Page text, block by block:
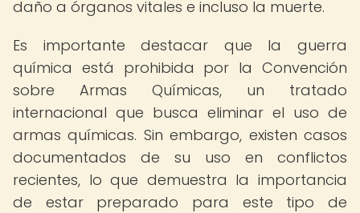
daño a órganos vitales e incluso la muerte.
Es importante destacar que la guerra
química está prohibida por la Convención
sobre Armas Químicas, un tratado
internacional que busca eliminar el uso de
armas químicas. Sin embargo, existen casos
documentados de su uso en conflictos
recientes, lo que demuestra la importancia
de estar preparado para este tipo de